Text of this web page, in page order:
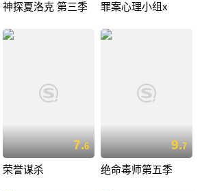
神探夏洛克 第三季 罪案心理小组x
7.6
荣誉谋杀
9.7
绝命毒师第五季